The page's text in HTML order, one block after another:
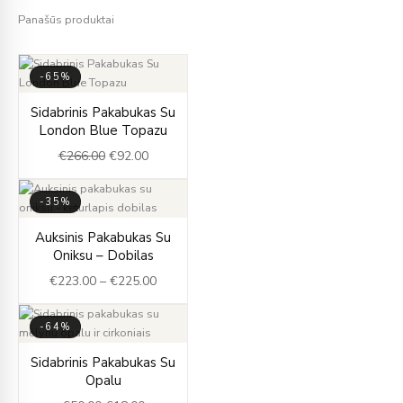
Panašūs produktai
-65%
Sidabrinis Pakabukas Su
London Blue Topazu
€266.00
price
was:
€266.00.
€92.00
price
is:
€92.00.
-35%
Auksinis Pakabukas Su
Oniksu – Dobilas
€223.00 – €225.00
range:
through
-64%
Sidabrinis Pakabukas Su
Opalu
price
was:
price